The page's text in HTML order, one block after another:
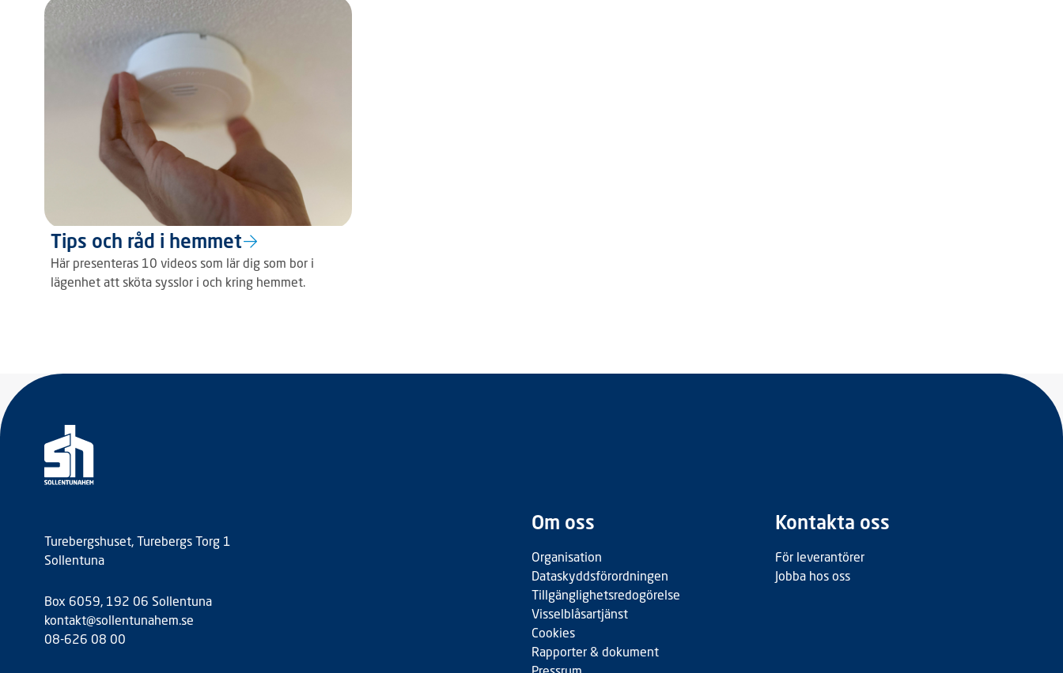
Tips och råd i hemmet
Här presenteras 10 videos som lär dig som bor i
lägenhet att sköta sysslor i och kring hemmet.
Turebergshuset, Turebergs Torg 1
Sollentuna
Box 6059, 192 06 Sollentuna
kontakt@sollentunahem.se
08-626 08 00
Om oss
Organisation
Dataskyddsförordningen
Tillgänglighetsredogörelse
Visselblåsartjänst
Cookies
Rapporter & dokument
Kontakta oss
För leverantörer
Jobba hos oss